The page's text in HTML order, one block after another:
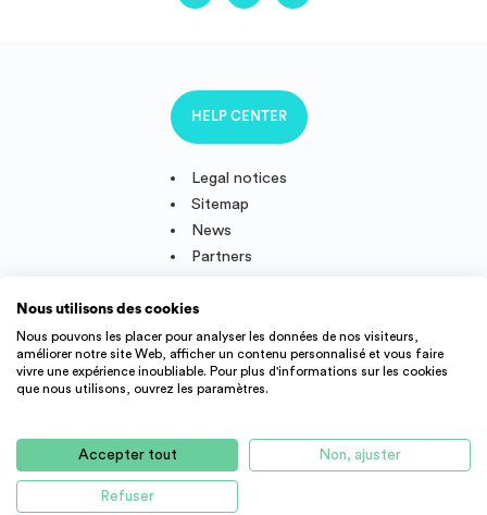
Legal notices
Sitemap
News
Partners
HELP CENTER
Follow us
Student accommodation offers and young active throughout
France : student residence, real estate agency, appartment rental,
Nous utilisons des cookies
Nous pouvons les placer pour analyser les données de nos visiteurs,
améliorer notre site Web, afficher un contenu personnalisé et vous faire
vivre une expérience inoubliable. Pour plus d'informations sur les cookies
que nous utilisons, ouvrez les paramètres.
Accepter tout Non, ajuster
Refuser